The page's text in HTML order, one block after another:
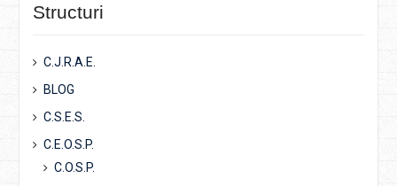
Structuri
C.J.R.A.E.
BLOG
C.S.E.S.
C.E.O.S.P.
C.O.S.P.